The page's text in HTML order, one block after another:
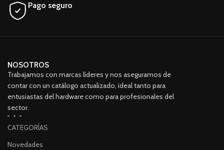
Pago seguro
NOSOTROS
Trabajamos con marcas líderes y nos aseguramos de
contar con un catálogo actualizado, ideal tanto para
entusiastas del hardware como para profesionales del
sector.
CATEGORÍAS
Novedades